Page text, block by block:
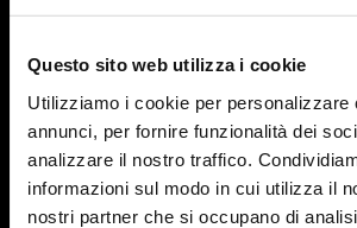
Questo sito web utilizza i cookie
Utilizziamo i cookie per personalizzare
annunci, per fornire funzionalità dei
analizzare il nostro traffico.
informazioni sul modo in cui utilizza il
nostri partner che si occupano di